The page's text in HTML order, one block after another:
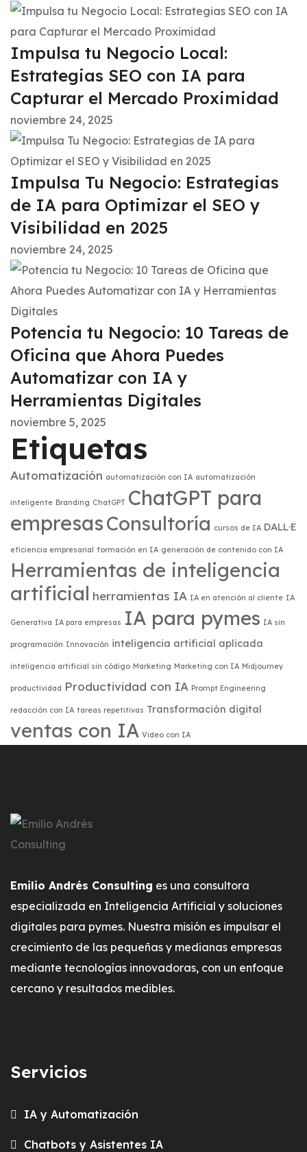
Impulsa tu Negocio Local:
Estrategias SEO con IA para
Capturar el Mercado Proximidad
noviembre 24, 2025
Impulsa Tu Negocio: Estrategias
de IA para Optimizar el SEO y
Visibilidad en 2025
noviembre 24, 2025
Potencia tu Negocio: 10 Tareas de
Oficina que Ahora Puedes
Automatizar con IA y
Herramientas Digitales
noviembre 5, 2025
Etiquetas
Automatización automatización con IA automatización
inteligente Branding ChatGPT ChatGPT para
empresasConsultoría cursos de IA DALL·E
eficiencia empresarial formación en IA generación de contenido con IA
Herramientas de inteligencia
artificial herramientas IA IA en atención al cliente IA
Generativa IA para empresas IA para pymes IA sin
programación Innovación inteligencia artificial aplicada
inteligencia artificial sin código Marketing Marketing con IA Midjourney
productividad Productividad con IA Prompt Engineering
redacción con IA tareas repetitivas Transformación digital
ventas con IA Video con IA
Emilio Andrés Consulting es una consultora
especializada en Inteligencia Artificial y soluciones
digitales para pymes. Nuestra misión es impulsar el
crecimiento de las pequeñas y medianas empresas
mediante tecnologías innovadoras, con un enfoque
cercano y resultados medibles.
Servicios
IA y Automatización
Chatbots y Asistentes IA